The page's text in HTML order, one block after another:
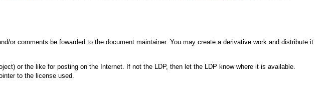
or comments be fowarded to the document maintainer. You may create a derivative work and distribute it
or the like for posting on the Internet. If not the LDP, then let the LDP know where it is available.
to the license used.